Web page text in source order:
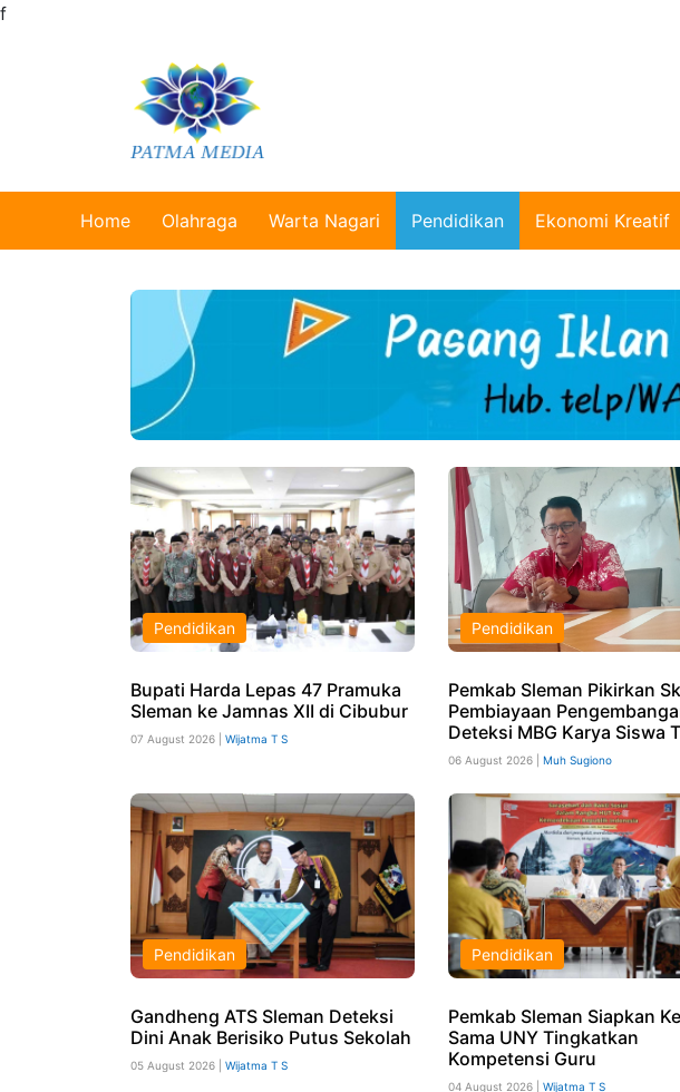
f
Home Olahraga Warta Nagari Pendidikan Ekonomi Kreatif
Pendidikan
Bupati Harda Lepas 47 Pramuka
Sleman ke Jamnas XII di Cibubur
07 August 2026 | Wijatma T S
Pendidikan
Pemkab Sleman Pikirkan
Pembiayaan
Deteksi MBG Karya Siswa
06 August 2026 | Muh Sugiono
Pendidikan
Gandheng ATS Sleman Deteksi
Dini Anak Berisiko Putus Sekolah
05 August 2026 | Wijatma T S
Pendidikan
Pemkab Sleman Siapkan
Sama UNY Tingkatkan
Kompetensi Guru
04 August 2026 | Wijatma T S